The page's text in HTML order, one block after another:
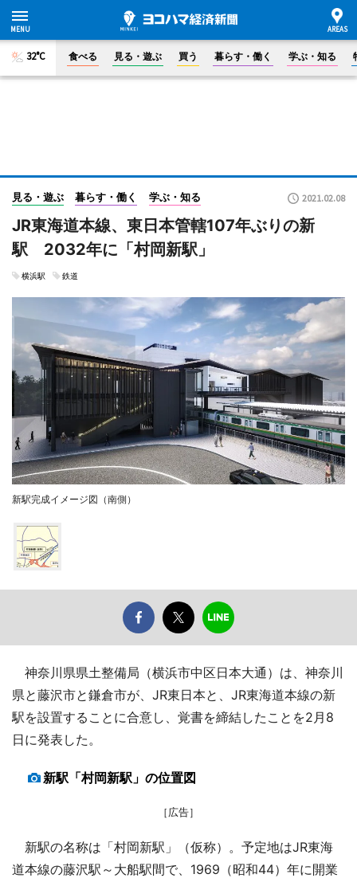
32°C 食べる 見る・遊ぶ 買う 暮らす・働く 学ぶ・知る
見る・遊ぶ 暮らす・働く 学ぶ・知る 2021.02.08
JR東海道本線、東日本管轄107年ぶりの新
駅 2032年に「村岡新駅」
横浜駅 鉄道
新駅完成イメージ図（南側）
神奈川県県土整備局（横浜市中区日本大通）は、神奈川
県と藤沢市と鎌倉市が、JR東日本と、JR東海道本線の新
駅を設置することに合意し、覚書を締結したことを2月8
日に発表した。
新駅「村岡新駅」の位置図
［広告］
新駅の名称は「村岡新駅」（仮称）。予定地はJR東海
道本線の藤沢駅～大船駅間で、1969（昭和44）年に開業